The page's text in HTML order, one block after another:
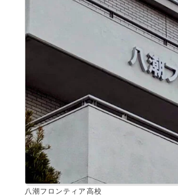
八潮フロンティア高校